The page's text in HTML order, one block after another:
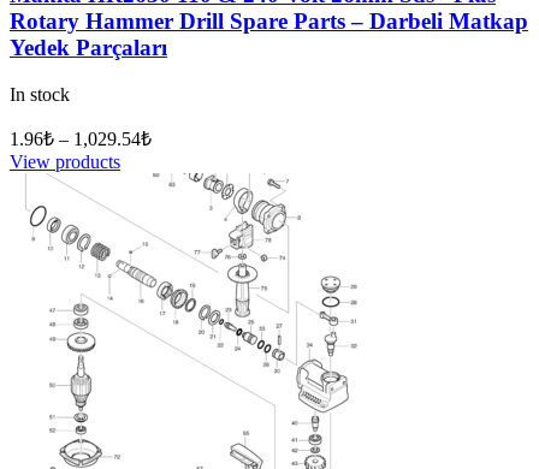
Rotary Hammer Drill Spare Parts – Darbeli Matkap
Yedek Parçaları
In stock
1.96₺ – 1,029.54₺
View products